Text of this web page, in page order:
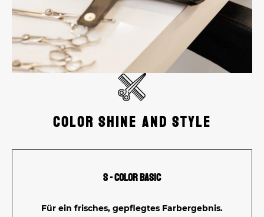
Color Shine and Style
S - Color Basic
Für ein frisches, gepflegtes Farbergebnis.